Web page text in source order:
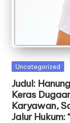
Posted
Uncategorized
Judul:
Keras
Karyawan,
Jalur Hukum: